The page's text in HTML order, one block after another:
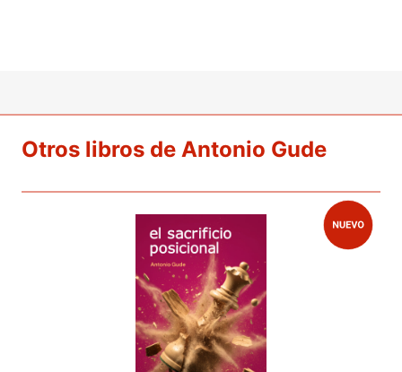
Otros libros de Antonio Gude